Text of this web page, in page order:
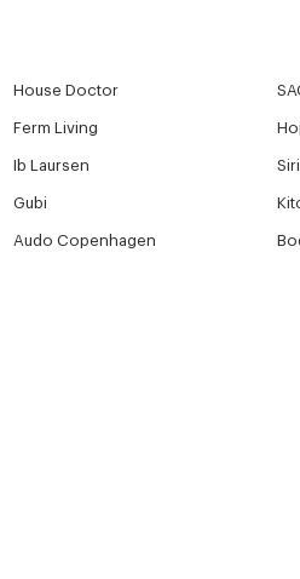
House Doctor
Ferm Living
Ib Laursen
Gubi
Audo Copenhagen